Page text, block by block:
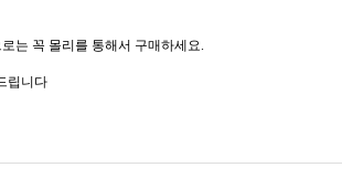
는 꼭 몰리를 통해서 구매하세요
립니다